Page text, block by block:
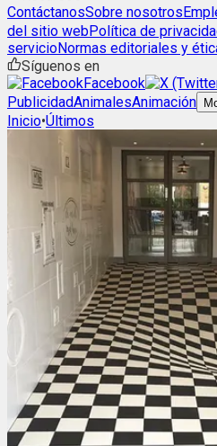
ContáctanosSobre nosotros
del sitio webPolítica de
servicioNormas editoriales y
Síguenos en
Facebook
PublicidadAnimalesAnimación
Inicio•Últimos